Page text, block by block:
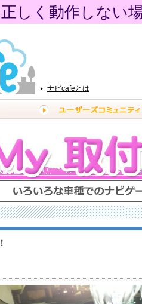
しく動作しない
ナビcafeとは